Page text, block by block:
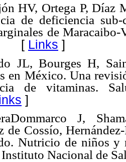
HV, Ortega P, Díaz
de deficiencia
de
Links ]
JL, Bourges H,
en México. Una
de vitaminas.
]
J,
de Cossío,
Nutricio de niños y
Nacional de